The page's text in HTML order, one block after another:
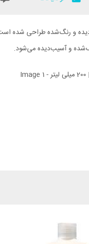
و رنگ‌شده طراحی شده
و آسیب‌دیده می‌شود.